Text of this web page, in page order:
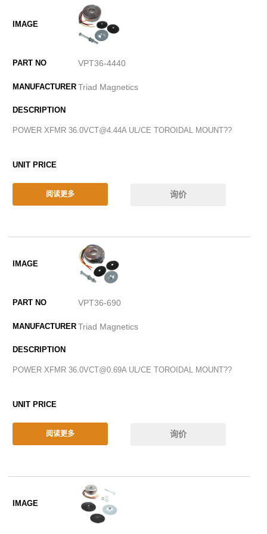
VPT36-4440
Triad Magnetics
POWER XFMR 36.0VCT@4.44A UL/CE TOROIDAL MOUNT??
阅读更多 询价
VPT36-690
Triad Magnetics
POWER XFMR 36.0VCT@0.69A UL/CE TOROIDAL MOUNT??
阅读更多 询价